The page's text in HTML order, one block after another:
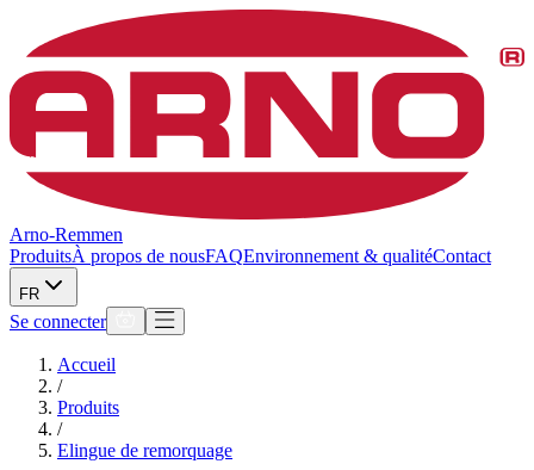
Arno-Remmen
ProduitsÀ propos de nousFAQEnvironnement & qualitéContact
FR
Se connecter
Accueil
/
Produits
/
Elingue de remorquage